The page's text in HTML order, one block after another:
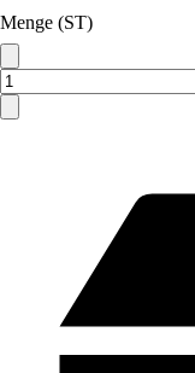
Menge (ST)